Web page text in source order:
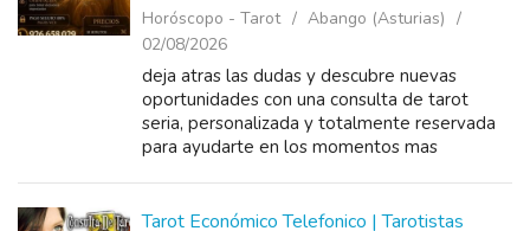
Horóscopo - Tarot
Abango (Asturias)
02/08/2026
deja atras las dudas y descubre nuevas
oportunidades con una consulta de tarot
seria, personalizada y totalmente reservada
para ayudarte en los momentos mas
Tarot Económico Telefonico | Tarotistas